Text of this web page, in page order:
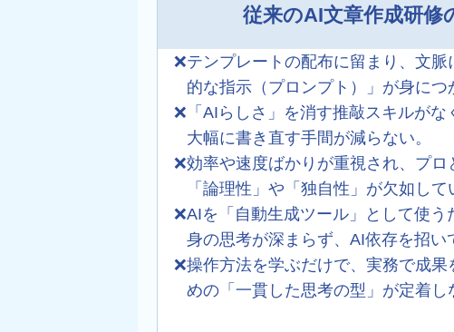
従来のAI文章作成研修
❌テンプレートの配布に留まり、文脈
的な指示（プロンプト）」が身につ
❌ 「AIらしさ」を消す推敲スキルが
大幅に書き直す手間が減らない。
❌効率や速度ばかりが重視され、プロ
「論理性」や「独自性」が欠如して
❌AIを「自動生成ツール」として使う
身の思考が深まらず、AI依存を招い
❌操作方法を学ぶだけで、実務で成果
めの「一貫した思考の型」が定着し